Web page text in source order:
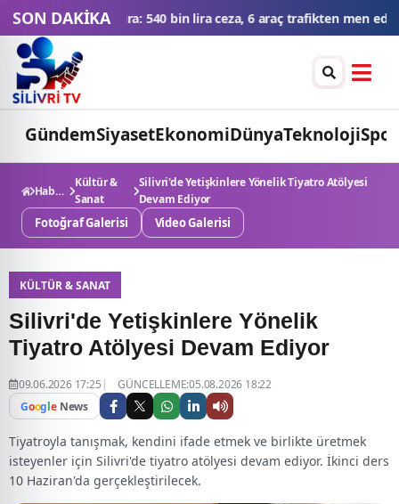
SON DAKİKA
araç trafikten men edildiTHY'den tüm zamanların yolcu ve uçuş
GündemSiyasetEkonomiDünyaTeknolojiSpor
Haberler
Kültür &
Sanat
Silivri'de Yetişkinlere Yönelik Tiyatro Atölyesi
Devam Ediyor
Fotoğraf Galerisi Video Galerisi
KÜLTÜR & SANAT
Silivri'de Yetişkinlere Yönelik
Tiyatro Atölyesi Devam Ediyor
09.06.2026 17:25
GÜNCELLEME:05.08.2026 18:22
Google News
Tiyatroyla tanışmak, kendini ifade etmek ve birlikte üretmek
isteyenler için Silivri'de tiyatro atölyesi devam ediyor. İkinci ders
10 Haziran'da gerçekleştirilecek.